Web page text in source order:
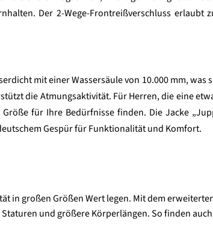
Der 2-Wege-Frontreißverschluss erlaubt
mit einer Wassersäule von 10.000 mm, was
die Atmungsaktivität. Für Herren, die eine
für Ihre Bedürfnisse finden. Die Jacke
Gespür für Funktionalität und Komfort.
großen Größen Wert legen. Mit dem
und größere Körperlängen. So finden